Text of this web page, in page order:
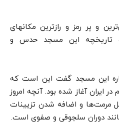
و پر رمز و رازترین مکانهای
تاریخچه این مسجد حدس و
این مسجد گفت این است که
ایران آغاز شده بود. آنچه امروز
مرمت‌ها و اضافه شدن تزیینات
دوران سلجوقی و صفوی است.